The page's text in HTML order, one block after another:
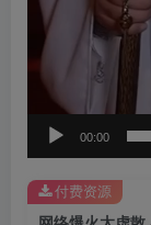
00:00
付费资源